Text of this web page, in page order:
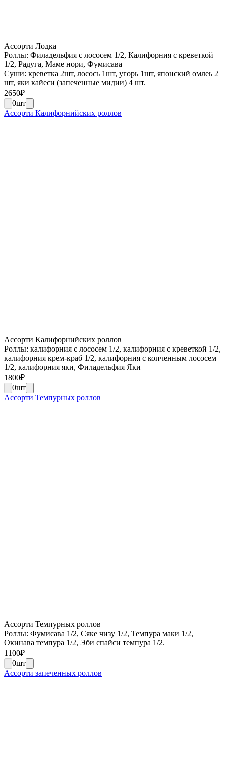
Ассорти Лодка
Роллы: Филадельфия с лососем 1/2, Калифорния с креветкой
1/2, Радуга, Маме нори, Фумисава
Суши: креветка 2шт, лосось 1шт, угорь 1шт, японский омлеь 2
шт, яки кайеси (запеченные мидии) 4 шт.
2650₽
0шт
Ассорти Калифорнийских роллов
Ассорти Калифорнийских роллов
Роллы: калифорния с лососем 1/2, калифорния с креветкой 1/2,
калифорния крем-краб 1/2, калифорния с копченным лососем
1/2, калифорния яки, Филадельфия Яки
1800₽
0шт
Ассорти Темпурных роллов
Ассорти Темпурных роллов
Роллы: Фумисава 1/2, Сяке чизу 1/2, Темпура маки 1/2,
Окинава темпура 1/2, Эби спайси темпура 1/2.
1100₽
0шт
Ассорти запеченных роллов